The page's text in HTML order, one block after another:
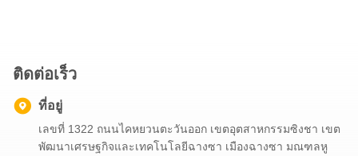
ติดต่อเร็ว
ที่อยู่
เลขที่ 1322 ถนนไคหยวนตะวันออก เขตอุตสาหกรรมซิงชา เขต
พัฒนาเศรษฐกิจและเทคโนโลยีฉางซา เมืองฉางซา มณฑลหู